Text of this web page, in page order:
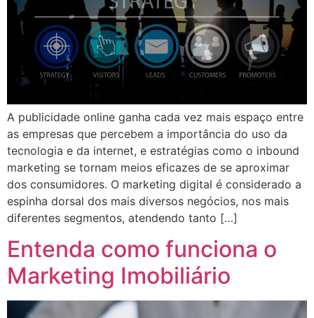
A publicidade online ganha cada vez mais espaço entre
as empresas que percebem a importância do uso da
tecnologia e da internet, e estratégias como o inbound
marketing se tornam meios eficazes de se aproximar
dos consumidores. O marketing digital é considerado a
espinha dorsal dos mais diversos negócios, nos mais
diferentes segmentos, atendendo tanto […]
Entenda como funciona o
Marketing Imobiliário